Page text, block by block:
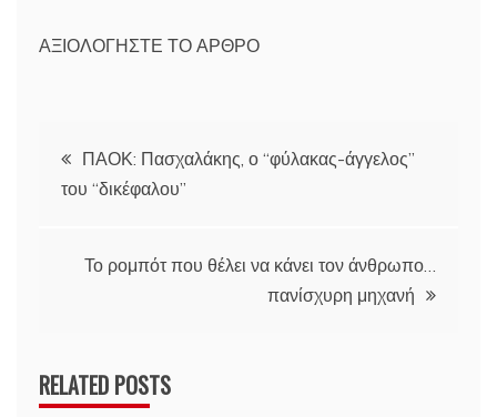
ΑΞΙΟΛΟΓΗΣΤΕ ΤΟ ΑΡΘΡΟ
Πλοήγηση
άρθρων
ΠΑΟΚ: Πασχαλάκης, ο “φύλακας-άγγελος”
του “δικέφαλου”
Το ρομπότ που θέλει να κάνει τον άνθρωπο…
πανίσχυρη μηχανή
RELATED POSTS